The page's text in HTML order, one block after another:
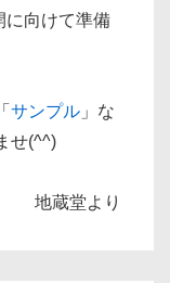
に向けて準備
サンプル 」な
せ(^^)
地蔵堂より